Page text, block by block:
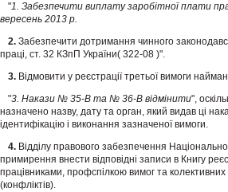
"1. Забезпечити виплату заробітної плати
вересень 2013 р.
2. Забезпечити дотримання чинного
праці, ст. 32 КЗпП України( 322-08 )".
3. Відмовити у реєстрації третьої вимоги
"3. Накази № 35-В та № 36-В відмінити",
назначено назву, дату та орган, який видав ці
ідентифікацію і виконання зазначеної вимоги.
4. Відділу правового забезпечення
примирення внести відповідні записи в Книгу
працівниками, профспілкою вимог та колективних
(конфліктів).